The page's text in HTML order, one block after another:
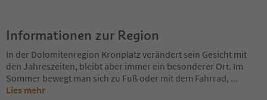
Informationen zur Region
In der Dolomitenregion Kronplatz verändert sein Gesicht mit
den Jahreszeiten, bleibt aber immer ein besonderer Ort. Im
Sommer bewegt man sich zu Fuß oder mit dem Fahrrad, ...
Lies mehr